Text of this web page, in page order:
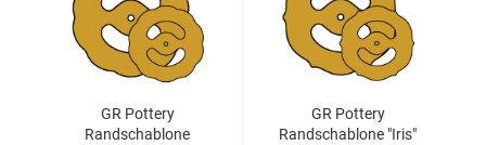
GR Pottery
Randschablone
GR Pottery
Randschablone "Iris"